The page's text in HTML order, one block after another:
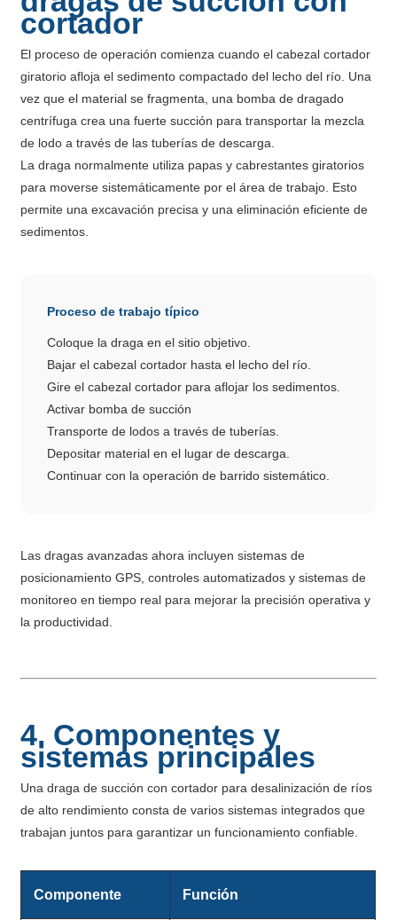
cortador
El proceso de operación comienza cuando el cabezal cortador
giratorio afloja el sedimento compactado del lecho del río. Una
vez que el material se fragmenta, una bomba de dragado
centrífuga crea una fuerte succión para transportar la mezcla
de lodo a través de las tuberías de descarga.
La draga normalmente utiliza papas y cabrestantes giratorios
para moverse sistemáticamente por el área de trabajo. Esto
permite una excavación precisa y una eliminación eficiente de
sedimentos.
Proceso de trabajo típico
Coloque la draga en el sitio objetivo.
Bajar el cabezal cortador hasta el lecho del río.
Gire el cabezal cortador para aflojar los sedimentos.
Activar bomba de succión
Transporte de lodos a través de tuberías.
Depositar material en el lugar de descarga.
Continuar con la operación de barrido sistemático.
Las dragas avanzadas ahora incluyen sistemas de
posicionamiento GPS, controles automatizados y sistemas de
monitoreo en tiempo real para mejorar la precisión operativa y
la productividad.
4. Componentes y
sistemas principales
Una draga de succión con cortador para desalinización de ríos
de alto rendimiento consta de varios sistemas integrados que
trabajan juntos para garantizar un funcionamiento confiable.
Componente Función